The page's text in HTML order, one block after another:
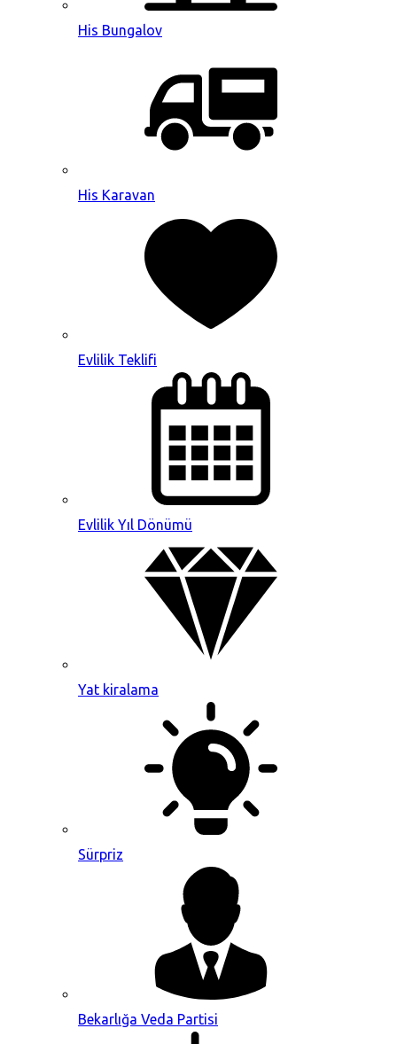
His Bungalov
His Karavan
Evlilik Teklifi
Evlilik Yıl Dönümü
Yat kiralama
Sürpriz
Bekarlığa Veda Partisi